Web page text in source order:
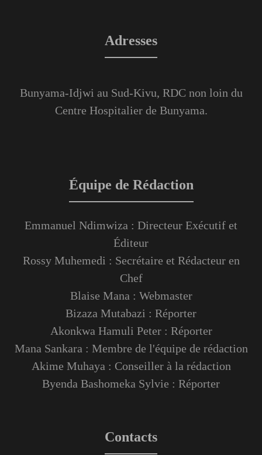
Adresses
Bunyama-Idjwi au Sud-Kivu, RDC non loin du
Centre Hospitalier de Bunyama.
Équipe de Rédaction
Emmanuel Ndimwiza : Directeur Exécutif et
Éditeur
Rossy Muhemedi : Secrétaire et Rédacteur en
Chef
Blaise Mana : Webmaster
Bizaza Mutabazi : Réporter
Akonkwa Hamuli Peter : Réporter
Mana Sankara : Membre de l'équipe de rédaction
Akime Muhaya : Conseiller à la rédaction
Byenda Bashomeka Sylvie : Réporter
Contacts